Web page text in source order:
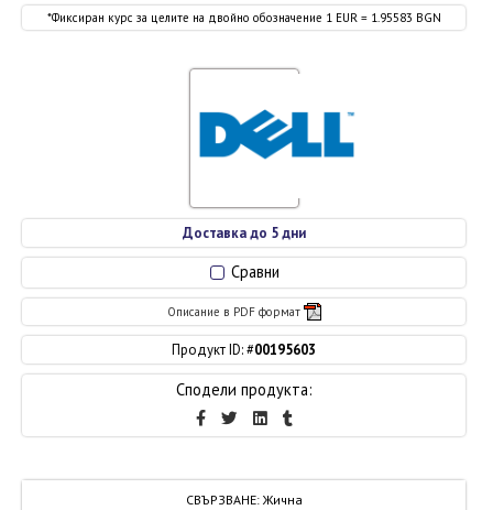
СВЪРЗВАНЕ: Жична
Сравни
Описание в PDF формат
Продукт ID: #00195603
Сподели продукта:
Доставка до 5 дни
*Фиксиран курс за целите на двойно обозначение 1 EUR = 1.95583 BGN